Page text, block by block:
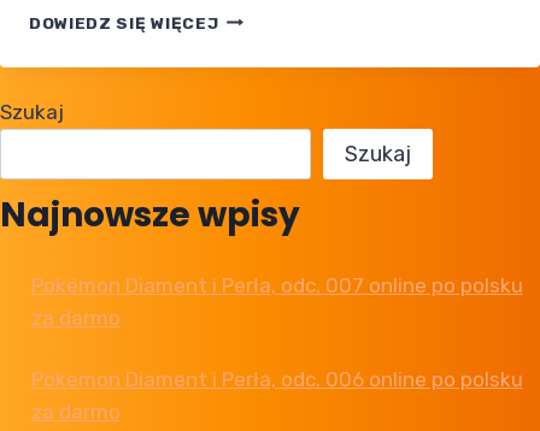
DOWIEDZ SIĘ WIĘCEJJAK
SPOLSZCZENIA
Szukaj
Szukaj
Najnowsze wpisy
Pokémon Diament i Perła, odc. 007 online po polsku
za darmo
Pokemon Diament i Perła, odc. 006 online po polsku
za darmo